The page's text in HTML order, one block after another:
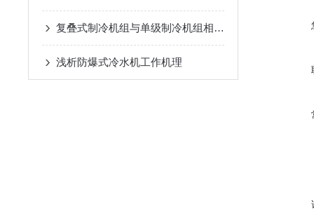
复叠式制冷机组与单级制冷机组相比有哪些优势？
浅析​防爆式冷水机工作机理